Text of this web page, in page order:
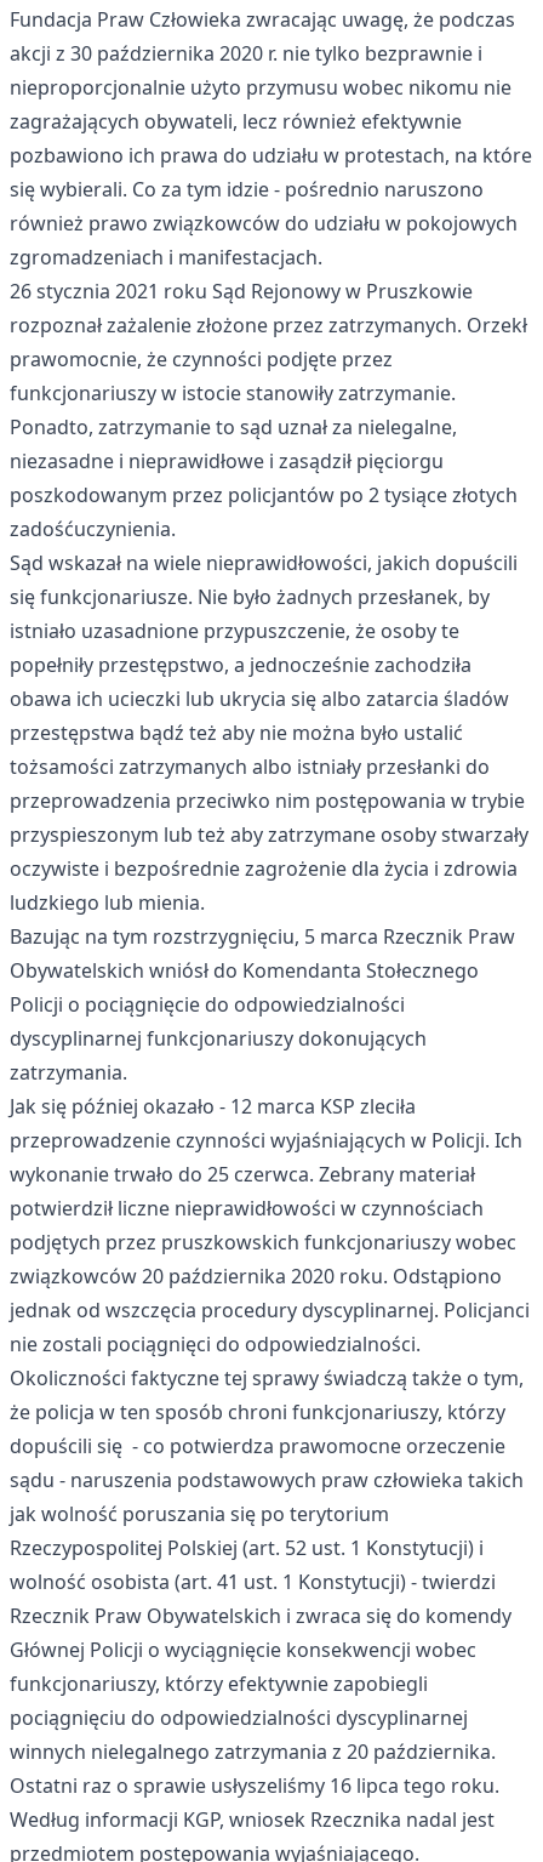
Fundacja Praw Człowieka zwracając uwagę, że podczas
akcji z 30 października 2020 r. nie tylko bezprawnie i
nieproporcjonalnie użyto przymusu wobec nikomu nie
zagrażających obywateli, lecz również efektywnie
pozbawiono ich prawa do udziału w protestach, na które
się wybierali. Co za tym idzie - pośrednio naruszono
również prawo związkowców do udziału w pokojowych
zgromadzeniach i manifestacjach.
26 stycznia 2021 roku Sąd Rejonowy w Pruszkowie
rozpoznał zażalenie złożone przez zatrzymanych. Orzekł
prawomocnie, że czynności podjęte przez
funkcjonariuszy w istocie stanowiły zatrzymanie.
Ponadto, zatrzymanie to sąd uznał za nielegalne,
niezasadne i nieprawidłowe i zasądził pięciorgu
poszkodowanym przez policjantów po 2 tysiące złotych
zadośćuczynienia.
Sąd wskazał na wiele nieprawidłowości, jakich dopuścili
się funkcjonariusze. Nie było żadnych przesłanek, by
istniało uzasadnione przypuszczenie, że osoby te
popełniły przestępstwo, a jednocześnie zachodziła
obawa ich ucieczki lub ukrycia się albo zatarcia śladów
przestępstwa bądź też aby nie można było ustalić
tożsamości zatrzymanych albo istniały przesłanki do
przeprowadzenia przeciwko nim postępowania w trybie
przyspieszonym lub też aby zatrzymane osoby stwarzały
oczywiste i bezpośrednie zagrożenie dla życia i zdrowia
ludzkiego lub mienia.
Bazując na tym rozstrzygnięciu, 5 marca Rzecznik Praw
Obywatelskich wniósł do Komendanta Stołecznego
Policji o pociągnięcie do odpowiedzialności
dyscyplinarnej funkcjonariuszy dokonujących
zatrzymania.
Jak się później okazało - 12 marca KSP zleciła
przeprowadzenie czynności wyjaśniających w Policji. Ich
wykonanie trwało do 25 czerwca. Zebrany materiał
potwierdził liczne nieprawidłowości w czynnościach
podjętych przez pruszkowskich funkcjonariuszy wobec
związkowców 20 października 2020 roku. Odstąpiono
jednak od wszczęcia procedury dyscyplinarnej. Policjanci
nie zostali pociągnięci do odpowiedzialności.
Okoliczności faktyczne tej sprawy świadczą także o tym,
że policja w ten sposób chroni funkcjonariuszy, którzy
dopuścili się - co potwierdza prawomocne orzeczenie
sądu - naruszenia podstawowych praw człowieka takich
jak wolność poruszania się po terytorium
Rzeczypospolitej Polskiej (art. 52 ust. 1 Konstytucji) i
wolność osobista (art. 41 ust. 1 Konstytucji) -twierdzi
Rzecznik Praw Obywatelskich i zwraca się do komendy
Głównej Policji o wyciągnięcie konsekwencji wobec
funkcjonariuszy, którzy efektywnie zapobiegli
pociągnięciu do odpowiedzialności dyscyplinarnej
winnych nielegalnego zatrzymania z 20 października.
Ostatni raz o sprawie usłyszeliśmy 16 lipca tego roku.
Według informacji KGP, wniosek Rzecznika nadal jest
przedmiotem postępowania wyjaśniającego.